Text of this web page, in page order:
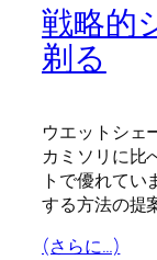
戦略的
剃る
ウエットシェ
カミソリに比
トで優れて
する方法の提
(さらに…)